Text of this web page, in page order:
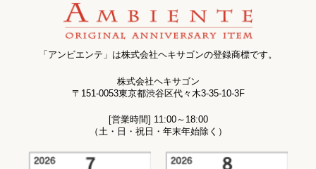
「アンビエンテ」は株式会社ヘキサゴンの登録商標です。
株式会社ヘキサゴン
〒151-0053東京都渋谷区代々木3-35-10-3F
[営業時間] 11:00～18:00
（土・日・祝日・年末年始除く）